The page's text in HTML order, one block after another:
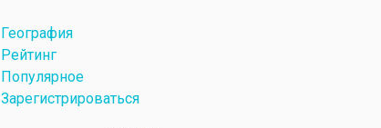
География
Рейтинг
Популярное
Зарегистрироваться